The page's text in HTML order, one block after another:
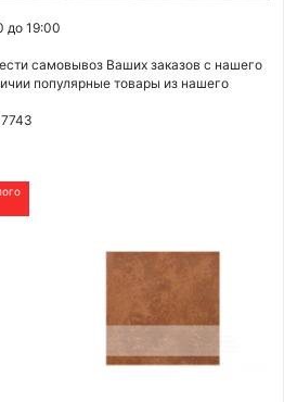
до 19:00
самовывоз Ваших заказов с нашего
популярные товары из нашего